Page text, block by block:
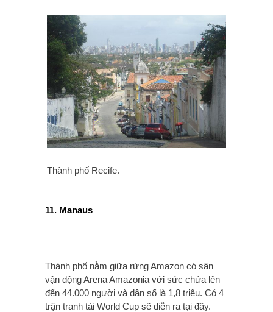
Thành phố Recife.
11. Manaus
Thành phố nằm giữa rừng Amazon có sân
vận động Arena Amazonia với sức chứa lên
đến 44.000 người và dân số là 1,8 triệu. Có 4
trận tranh tài World Cup sẽ diễn ra tại đây.